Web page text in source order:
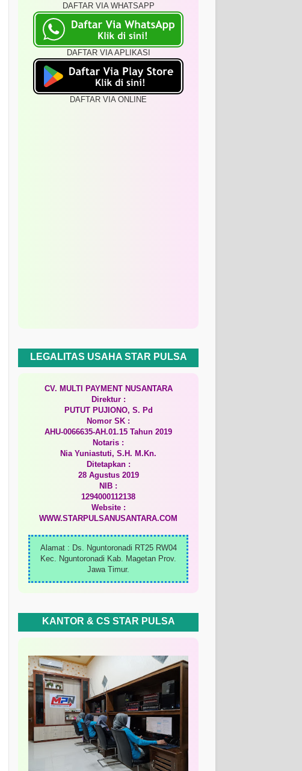
DAFTAR VIA WHATSAPP
DAFTAR VIA APLIKASI
DAFTAR VIA ONLINE
LEGALITAS USAHA STAR PULSA
CV. MULTI PAYMENT NUSANTARA
Direktur :
PUTUT PUJIONO, S. Pd
Nomor SK :
AHU-0066635-AH.01.15 Tahun 2019
Notaris :
Nia Yuniastuti, S.H. M.Kn.
Ditetapkan :
28 Agustus 2019
NIB :
1294000112138
Website :
WWW.STARPULSANUSANTARA.COM
Alamat : Ds. Nguntoronadi RT25 RW04
Kec. Nguntoronadi Kab. Magetan Prov.
Jawa Timur.
KANTOR & CS STAR PULSA